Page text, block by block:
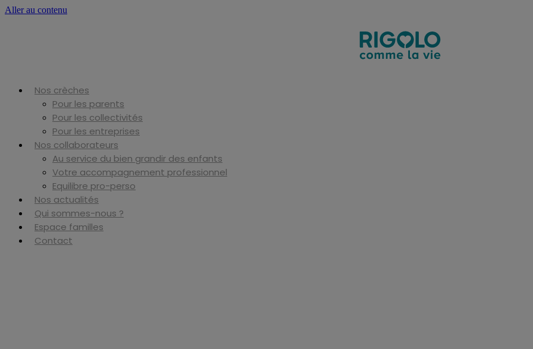
Aller au contenu
Nos crèches
Pour les parents
Pour les collectivités
Pour les entreprises
Nos collaborateurs
Au service du bien grandir des enfants
Votre accompagnement professionnel
Equilibre pro-perso
Nos actualités
Qui sommes-nous ?
Espace familles
Contact